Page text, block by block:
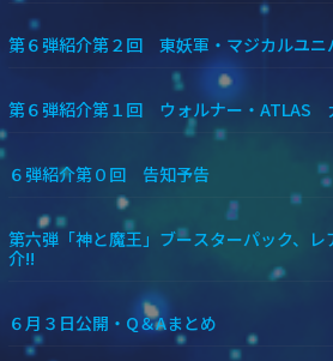
第６弾紹介第２回 東妖軍・マジカルユニ
第６弾紹介第１回 ウォルナー・ATLAS
６弾紹介第０回 告知予告
第六弾「神と魔王」ブースターパック、
介!!
６月３日公開・Q＆Aまとめ